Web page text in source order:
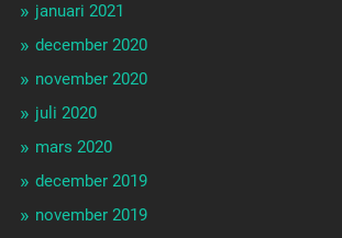
januari 2021
december 2020
november 2020
juli 2020
mars 2020
december 2019
november 2019